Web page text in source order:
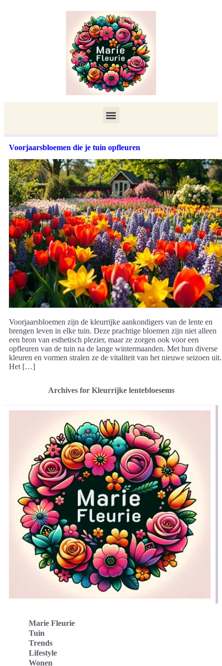
Voorjaarsbloemen die je tuin opfleuren
Voorjaarsbloemen zijn de kleurrijke aankondigers van de lente en
brengen leven in elke tuin. Deze prachtige bloemen zijn niet alleen
een bron van esthetisch plezier, maar ze zorgen ook voor een
opfleuren van de tuin na de lange wintermaanden. Met hun diverse
kleuren en vormen stralen ze de vitaliteit van het nieuwe seizoen uit.
Het […]
Archives for Kleurrijke lentebloesems
Marie Fleurie
Tuin
Trends
Lifestyle
Wonen